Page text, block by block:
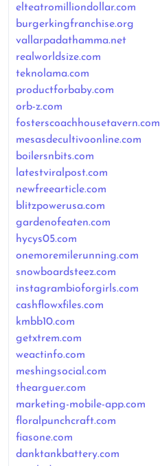
elteatromilliondollar.com
burgerkingfranchise.org
vallarpadathamma.net
realworldsize.com
teknolama.com
productforbaby.com
orb-z.com
fosterscoachhousetavern.com
mesasdecultivoonline.com
boilersnbits.com
latestviralpost.com
newfreearticle.com
blitzpowerusa.com
gardenofeaten.com
hycys05.com
onemoremilerunning.com
snowboardsteez.com
instagrambioforgirls.com
cashflowxfiles.com
kmbb10.com
getxtrem.com
weactinfo.com
meshingsocial.com
thearguer.com
marketing-mobile-app.com
floralpunchcraft.com
fiasone.com
danktankbattery.com